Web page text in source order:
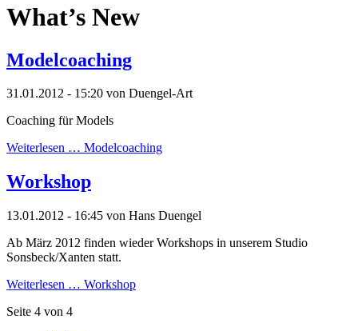
What’s New
Modelcoaching
31.01.2012 - 15:20 von Duengel-Art
Coaching für Models
Weiterlesen … Modelcoaching
Workshop
13.01.2012 - 16:45 von Hans Duengel
Ab März 2012 finden wieder Workshops in unserem Studio
Sonsbeck/Xanten statt.
Weiterlesen … Workshop
Seite 4 von 4